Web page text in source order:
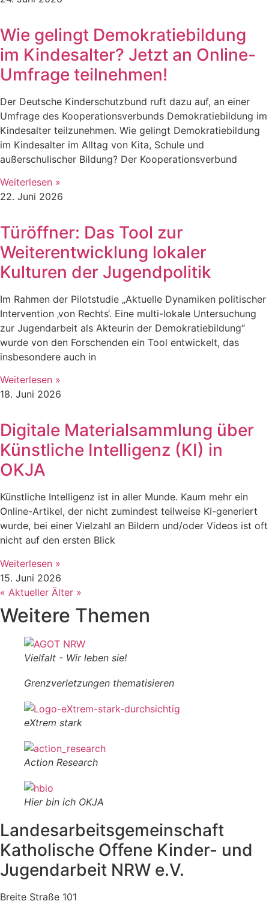
Wie gelingt Demokratiebildung
im Kindesalter? Jetzt an Online-
Umfrage teilnehmen!
Der Deutsche Kinderschutzbund ruft dazu auf, an einer
Umfrage des Kooperationsverbunds Demokratiebildung im
Kindesalter teilzunehmen. Wie gelingt Demokratiebildung
im Kindesalter im Alltag von Kita, Schule und
außerschulischer Bildung? Der Kooperationsverbund
Weiterlesen »
22. Juni 2026
Türöffner: Das Tool zur
Weiterentwicklung lokaler
Kulturen der Jugendpolitik
Im Rahmen der Pilotstudie „Aktuelle Dynamiken politischer
Intervention ‚von Rechts‘. Eine multi-lokale Untersuchung
zur Jugendarbeit als Akteurin der Demokratiebildung“
wurde von den Forschenden ein Tool entwickelt, das
insbesondere auch in
Weiterlesen »
18. Juni 2026
Digitale Materialsammlung über
Künstliche Intelligenz (KI) in
OKJA
Künstliche Intelligenz ist in aller Munde. Kaum mehr ein
Online-Artikel, der nicht zumindest teilweise KI-generiert
wurde, bei einer Vielzahl an Bildern und/oder Videos ist oft
nicht auf den ersten Blick
Weiterlesen »
15. Juni 2026
« Aktueller Älter »
Weitere Themen
Vielfalt - Wir leben sie!
Grenzverletzungen thematisieren
eXtrem stark
Action Research
Hier bin ich OKJA
Landesarbeitsgemeinschaft
Katholische Offene Kinder- und
Jugendarbeit NRW e.V.
Breite Straße 101